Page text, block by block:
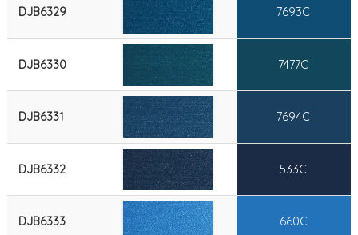
DJB6329 7693C
DJB6330 7477C
DJB6331 7694C
DJB6332 533C
DJB6333 660C